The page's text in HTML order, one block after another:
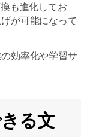
も進化してお
が可能になって
効率化や学習サ
る文